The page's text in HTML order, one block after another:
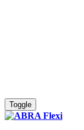
Toggle